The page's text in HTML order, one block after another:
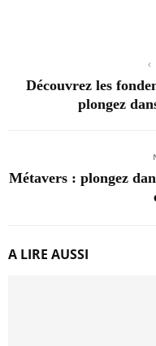
Découvrez les
plongez
Métavers : plongez
A LIRE AUSSI